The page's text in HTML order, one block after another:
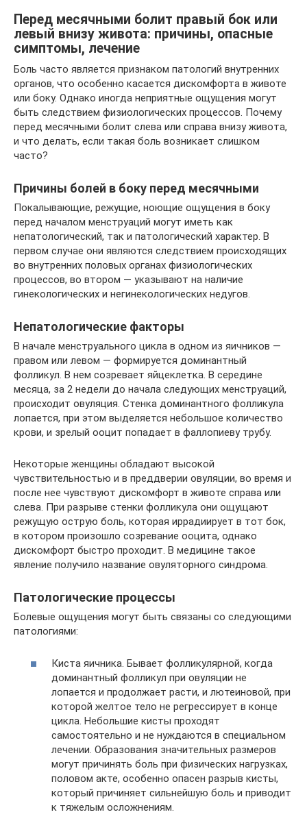
Перед месячными болит правый бок или
левый внизу живота: причины, опасные
симптомы, лечение
Боль часто является признаком патологий внутренних
органов, что особенно касается дискомфорта в животе
или боку. Однако иногда неприятные ощущения могут
быть следствием физиологических процессов. Почему
перед месячными болит слева или справа внизу живота,
и что делать, если такая боль возникает слишком
часто?
Причины болей в боку перед месячными
Покалывающие, режущие, ноющие ощущения в боку
перед началом менструаций могут иметь как
непатологический, так и патологический характер. В
первом случае они являются следствием происходящих
во внутренних половых органах физиологических
процессов, во втором — указывают на наличие
гинекологических и негинекологических недугов.
Непатологические факторы
В начале менструального цикла в одном из яичников —
правом или левом — формируется доминантный
фолликул. В нем созревает яйцеклетка. В середине
месяца, за 2 недели до начала следующих менструаций,
происходит овуляция. Стенка доминантного фолликула
лопается, при этом выделяется небольшое количество
крови, и зрелый ооцит попадает в фаллопиеву трубу.
Некоторые женщины обладают высокой
чувствительностью и в преддверии овуляции, во время и
после нее чувствуют дискомфорт в животе справа или
слева. При разрыве стенки фолликула они ощущают
режущую острую боль, которая иррадиирует в тот бок,
в котором произошло созревание ооцита, однако
дискомфорт быстро проходит. В медицине такое
явление получило название овуляторного синдрома.
Патологические процессы
Болевые ощущения могут быть связаны со следующими
патологиями:
Киста яичника. Бывает фолликулярной, когда
доминантный фолликул при овуляции не
лопается и продолжает расти, и лютеиновой, при
которой желтое тело не регрессирует в конце
цикла. Небольшие кисты проходят
самостоятельно и не нуждаются в специальном
лечении. Образования значительных размеров
могут причинять боль при физических нагрузках,
половом акте, особенно опасен разрыв кисты,
который причиняет сильнейшую боль и приводит
к тяжелым осложнениям.